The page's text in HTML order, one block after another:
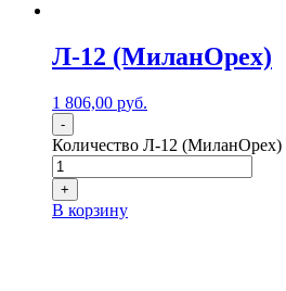
Л-12 (МиланОрех)
1 806,00 руб.
-
Количество Л-12 (МиланОрех)
+
В корзину